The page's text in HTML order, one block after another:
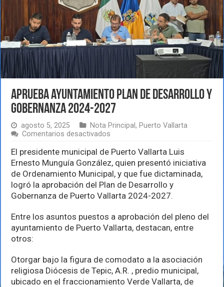
Aprueba ayuntamiento Plan de Desarrollo y
Gobernanza 2024-2027
agosto 5, 2025 Nota Principal, Puerto Vallarta
Comentarios desactivados
ayuntamiento
de
Desarrollo
y
Gobernanza
2024-
El presidente municipal de Puerto Vallarta Luis
Ernesto Munguía González, quien presentó iniciativa
de Ordenamiento Municipal, y que fue dictaminada,
logró la aprobación del Plan de Desarrollo y
Gobernanza de Puerto Vallarta 2024-2027.
Entre los asuntos puestos a aprobación del pleno del
ayuntamiento de Puerto Vallarta, destacan, entre
otros:
Otorgar bajo la figura de comodato a la asociación
religiosa Diócesis de Tepic, A.R. , predio municipal,
ubicado en el fraccionamiento Verde Vallarta, de